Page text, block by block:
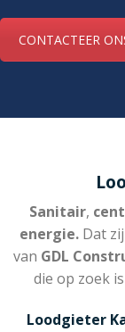
CONTACTEER
Sanitair,
energie. Dat
van GDL
die op zoek
Loodgieter